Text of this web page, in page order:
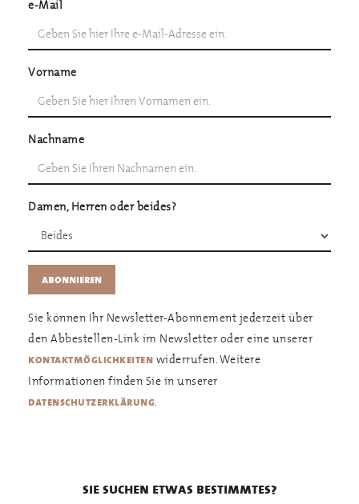
e-Mail
Vorname
Nachname
Damen, Herren oder beides?
Sie können Ihr Newsletter-Abonnement jederzeit über
den Abbestellen-Link im Newsletter oder eine unserer
kontaktmöglichkeiten widerrufen. Weitere
Informationen finden Sie in unserer
datenschutzerklärung.
sie suchen etwas bestimmtes?